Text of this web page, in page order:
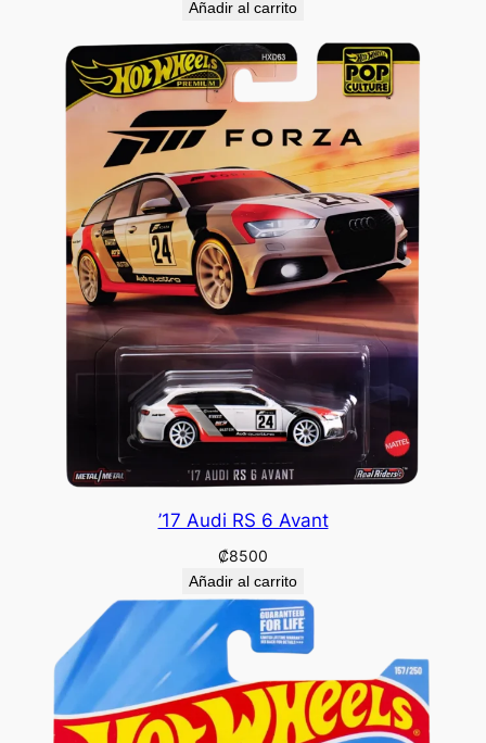
Añadir al carrito
’17 Audi RS 6 Avant
₡8500
Añadir al carrito